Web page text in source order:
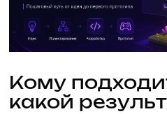
Кому
какой